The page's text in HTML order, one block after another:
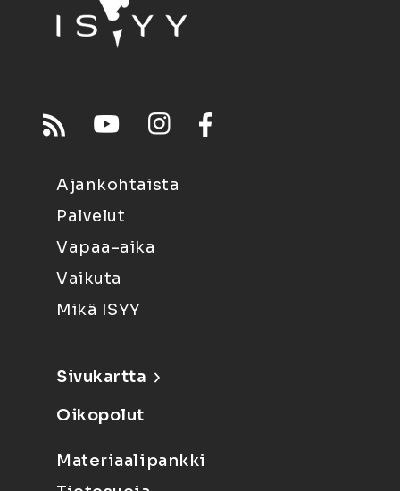
Ajankohtaista
Palvelut
Vapaa-aika
Vaikuta
Mikä ISYY
Sivukartta
Oikopolut
Materiaalipankki